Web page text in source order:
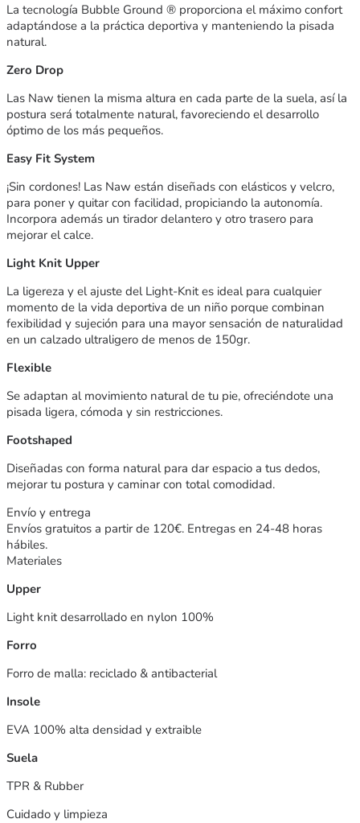
La tecnología Bubble Ground ® proporciona el máximo confort
adaptándose a la práctica deportiva y manteniendo la pisada
natural.
Zero Drop
Las Naw tienen la misma altura en cada parte de la suela, así la
postura será totalmente natural, favoreciendo el desarrollo
óptimo de los más pequeños.
Easy Fit System
¡Sin cordones! Las Naw están diseñads con elásticos y velcro,
para poner y quitar con facilidad, propiciando la autonomía.
Incorpora además un tirador delantero y otro trasero para
mejorar el calce.
Light Knit Upper
La ligereza y el ajuste del Light-Knit es ideal para cualquier
momento de la vida deportiva de un niño porque combinan
fexibilidad y sujeción para una mayor sensación de naturalidad
en un calzado ultraligero de menos de 150gr.
Flexible
Se adaptan al movimiento natural de tu pie, ofreciéndote una
pisada ligera, cómoda y sin restricciones.
Footshaped
Diseñadas con forma natural para dar espacio a tus dedos,
mejorar tu postura y caminar con total comodidad.
Envío y entrega
Envíos gratuitos a partir de 120€. Entregas en 24-48 horas
hábiles.
Materiales
Upper
Light knit desarrollado en nylon 100%
Forro
Forro de malla: reciclado & antibacterial
Insole
EVA 100% alta densidad y extraible
Suela
TPR & Rubber
Cuidado y limpieza